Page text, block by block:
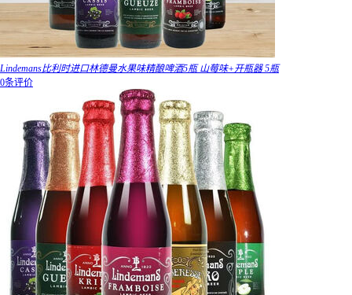
Lindemans比利时进口林德曼水果味精酿啤酒5瓶 山莓味+开瓶器 5瓶
0条评价